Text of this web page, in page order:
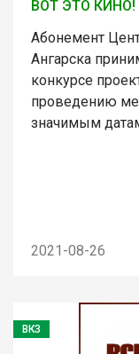
ВОТ ЭТО КИНО!
Абонемент
Ангарска
конкурсе
проведению
значимым
2021-08-26
ВКЗ